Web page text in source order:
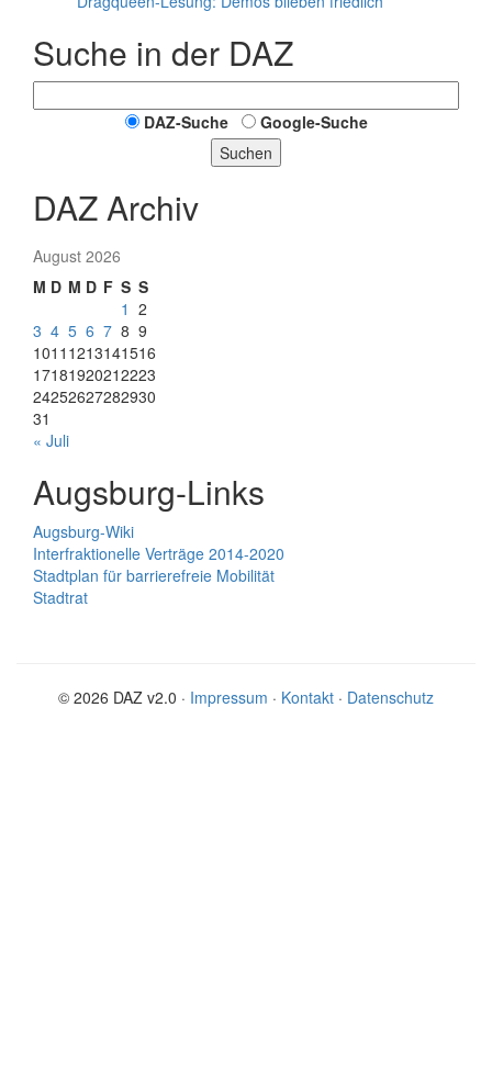
Suche in der DAZ
DAZ-Suche
Google-Suche
Suchen
DAZ Archiv
August 2026
M D M D F S S
1 2
3 4 5 6 7 8 9
1011 1213141516
17181920212223
24252627282930
31
« Juli
Augsburg-Links
Augsburg-Wiki
Interfraktionelle Verträge 2014-2020
Stadtplan für barrierefreie Mobilität
Stadtrat
© 2026 DAZ v2.0 · Impressum · Kontakt · Datenschutz